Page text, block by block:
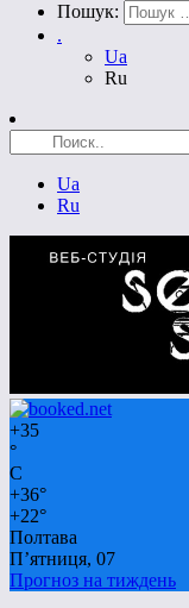
Пошук:
.
Ua
Ru
Ua
Ru
+35
°
C
+36°
+22°
Полтава
П’ятниця, 07
Прогноз на тиждень